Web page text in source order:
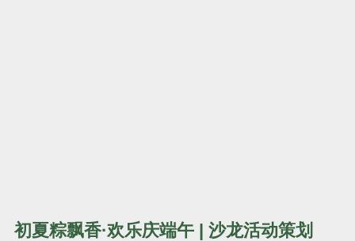
初夏粽飘香·欢乐庆端午 | 沙龙活动策划